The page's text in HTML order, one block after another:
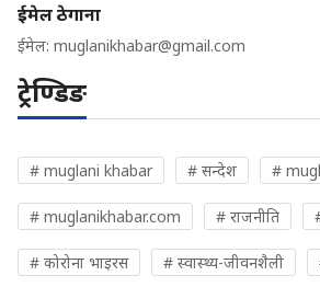
ईमेल ठेगाना
ईमेल: muglanikhabar@gmail.com
ट्रेण्डिङ
# muglani khabar # सन्देश #
# muglanikhabar.com # राजनीति
# कोरोना भाइरस # स्वास्थ्य-जीवनशैली